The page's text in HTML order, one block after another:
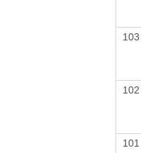
103
102
101